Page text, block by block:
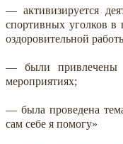
— активизируется
спортивных уголков в
оздоровительной
— были привлечены
мероприятиях;
— была проведена
сам себе я помогу»